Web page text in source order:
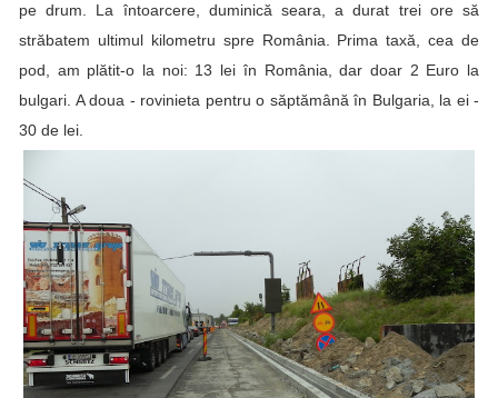
pe drum. La întoarcere, duminică seara, a durat trei ore să
străbatem ultimul kilometru spre România. Prima taxă, cea de
pod, am plătit-o la noi: 13 lei în România, dar doar 2 Euro la
bulgari. A doua - rovinieta pentru o săptămână în Bulgaria, la ei -
30 de lei.